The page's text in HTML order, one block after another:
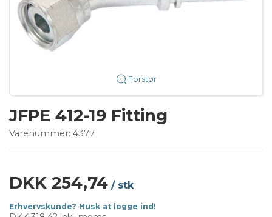
Forstør
JFPE 412-19 Fitting
Varenummer: 4377
DKK 254,74 / stk
Erhvervskunde? Husk at logge ind!